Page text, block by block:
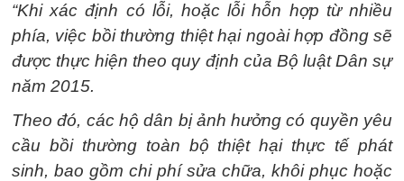
“Khi xác định có lỗi, hoặc lỗi hỗn hợp từ nhiều
phía, việc bồi thường thiệt hại ngoài hợp đồng sẽ
được thực hiện theo quy định của Bộ luật Dân sự
năm 2015.
Theo đó, các hộ dân bị ảnh hưởng có quyền yêu
cầu bồi thường toàn bộ thiệt hại thực tế phát
sinh, bao gồm chi phí sửa chữa, khôi phục hoặc